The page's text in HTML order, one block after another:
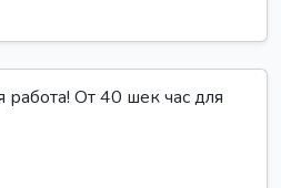
От 40 шек час для